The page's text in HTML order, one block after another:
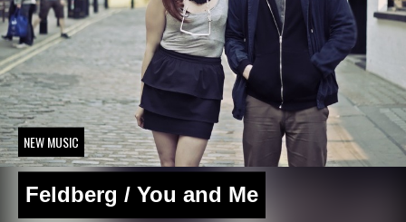
NEW MUSIC
Feldberg / You and Me